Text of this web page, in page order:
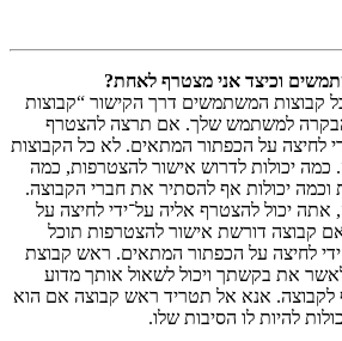
וכיצד אני מצטרף לאחת?
קבוצות המשתמשים דרך הקישור “קבוצות
למשתמש שלך. אם תרצה להצטרף
לחיצה על הכפתור המתאים. לא כל הקבוצות
כמה יכולות לדרוש אישור להצטרפות, כמה
וכמה יכולות אף להסתיר את חברי הקבוצה.
יכול להצטרף אליה על־ידי לחיצה על
קבוצה דורשת אישור להצטרפות תוכל
לחיצה על הכפתור המתאים. ראש קבוצת
את בקשתך ויכול לשאול אותך מדוע
אנא אל תטריד ראש קבוצה אם הוא
להיות לו הסיבות שלו.